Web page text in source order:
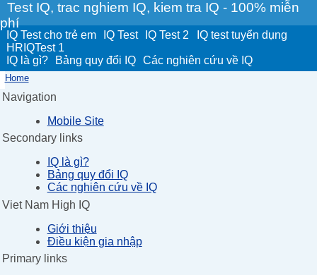
Test IQ, trac nghiem IQ, kiem tra IQ - 100% miễn
phí
IQ Test cho trẻ em IQ Test IQ Test 2
IQ test tuyển dụng
HRIQTest 1
IQ là gì?
Bảng quy đổi IQ Các nghiên cứu về IQ
Home
Navigation
Mobile Site
Secondary links
IQ là gì?
Bảng quy đổi IQ
Các nghiên cứu về IQ
Viet Nam High IQ
Giới thiệu
Điều kiện gia nhập
Primary links